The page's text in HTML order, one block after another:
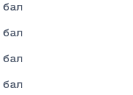
бал
бал
бал
бал